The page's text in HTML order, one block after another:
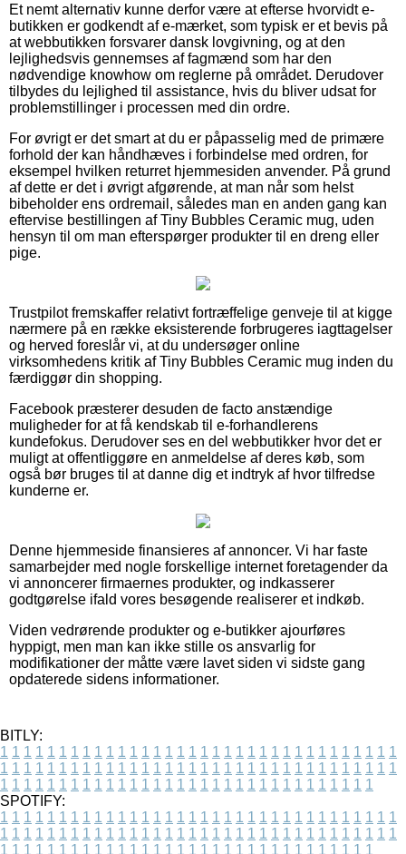
Et nemt alternativ kunne derfor være at efterse hvorvidt e-
butikken er godkendt af e-mærket, som typisk er et bevis på
at webbutikken forsvarer dansk lovgivning, og at den
lejlighedsvis gennemses af fagmænd som har den
nødvendige knowhow om reglerne på området. Derudover
tilbydes du lejlighed til assistance, hvis du bliver udsat for
problemstillinger i processen med din ordre.
For øvrigt er det smart at du er påpasselig med de primære
forhold der kan håndhæves i forbindelse med ordren, for
eksempel hvilken returret hjemmesiden anvender. På grund
af dette er det i øvrigt afgørende, at man når som helst
bibeholder ens ordremail, således man en anden gang kan
eftervise bestillingen af Tiny Bubbles Ceramic mug, uden
hensyn til om man efterspørger produkter til en dreng eller
pige.
Trustpilot fremskaffer relativt fortræffelige genveje til at kigge
nærmere på en række eksisterende forbrugeres iagttagelser
og herved foreslår vi, at du undersøger online
virksomhedens kritik af Tiny Bubbles Ceramic mug inden du
færdiggør din shopping.
Facebook præsterer desuden de facto anstændige
muligheder for at få kendskab til e-forhandlerens
kundefokus. Derudover ses en del webbutikker hvor det er
muligt at offentliggøre en anmeldelse af deres køb, som
også bør bruges til at danne dig et indtryk af hvor tilfredse
kunderne er.
Denne hjemmeside finansieres af annoncer. Vi har faste
samarbejder med nogle forskellige internet foretagender da
vi annoncerer firmaernes produkter, og indkasserer
godtgørelse ifald vores besøgende realiserer et indkøb.
Viden vedrørende produkter og e-butikker ajourføres
hyppigt, men man kan ikke stille os ansvarlig for
modifikationer der måtte være lavet siden vi sidste gang
opdaterede sidens informationer.
BITLY:
1 1 1 1 1 1 1 1 1 1 1 1 1 1 1 1 1 1 1 1 1 1 1 1 1 1 1 1 1 1 1 1 1 1
1 1 1 1 1 1 1 1 1 1 1 1 1 1 1 1 1 1 1 1 1 1 1 1 1 1 1 1 1 1 1 1 1 1
1 1 1 1 1 1 1 1 1 1 1 1 1 1 1 1 1 1 1 1 1 1 1 1 1 1 1 1 1 1 1 1
SPOTIFY:
1 1 1 1 1 1 1 1 1 1 1 1 1 1 1 1 1 1 1 1 1 1 1 1 1 1 1 1 1 1 1 1 1 1
1 1 1 1 1 1 1 1 1 1 1 1 1 1 1 1 1 1 1 1 1 1 1 1 1 1 1 1 1 1 1 1 1 1
1 1 1 1 1 1 1 1 1 1 1 1 1 1 1 1 1 1 1 1 1 1 1 1 1 1 1 1 1 1 1 1